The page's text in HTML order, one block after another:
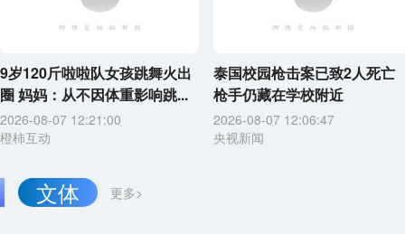
9岁120斤啦啦队女孩跳舞火出
圈 妈妈：从不因体重影响跳...
2026-08-07 12:21:00
橙柿互动
泰国校园枪击案已致2人死亡
枪手仍藏在学校附近
2026-08-07 12:06:47
央视新闻
更多>
文体